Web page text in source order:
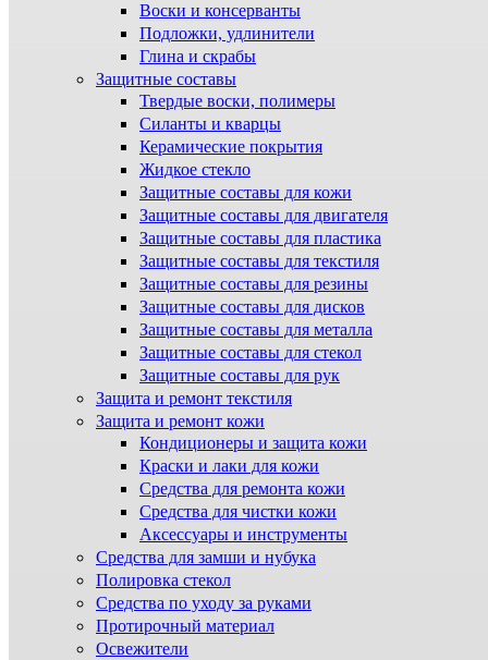
Воски и консерванты
Подложки, удлинители
Глина и скрабы
Защитные составы
Твердые воски, полимеры
Силанты и кварцы
Керамические покрытия
Жидкое стекло
Защитные составы для кожи
Защитные составы для двигателя
Защитные составы для пластика
Защитные составы для текстиля
Защитные составы для резины
Защитные составы для дисков
Защитные составы для металла
Защитные составы для стекол
Защитные составы для рук
Защита и ремонт текстиля
Защита и ремонт кожи
Кондиционеры и защита кожи
Краски и лаки для кожи
Средства для ремонта кожи
Средства для чистки кожи
Аксессуары и инструменты
Средства для замши и нубука
Полировка стекол
Средства по уходу за руками
Протирочный материал
Освежители